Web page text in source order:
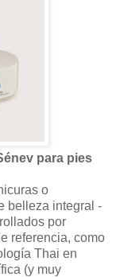
para pies
o
belleza integral -
por
referencia, como
Thai en
(y muy